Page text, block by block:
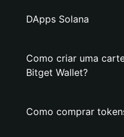
DApps Solana
Como criar uma
Bitget Wallet?
Como comprar